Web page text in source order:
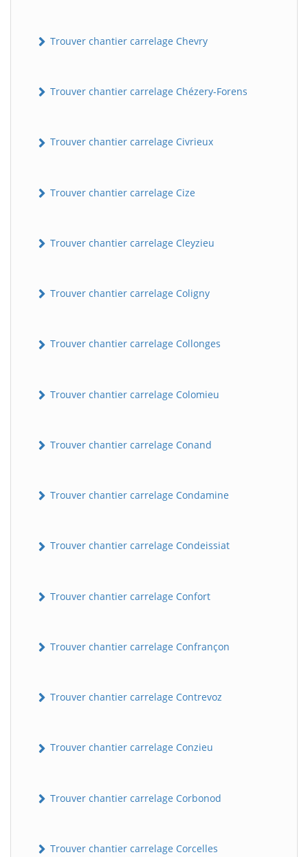
Trouver chantier carrelage Chevry
Trouver chantier carrelage Chézery-Forens
Trouver chantier carrelage Civrieux
Trouver chantier carrelage Cize
Trouver chantier carrelage Cleyzieu
Trouver chantier carrelage Coligny
Trouver chantier carrelage Collonges
Trouver chantier carrelage Colomieu
Trouver chantier carrelage Conand
Trouver chantier carrelage Condamine
Trouver chantier carrelage Condeissiat
Trouver chantier carrelage Confort
Trouver chantier carrelage Confrançon
Trouver chantier carrelage Contrevoz
Trouver chantier carrelage Conzieu
Trouver chantier carrelage Corbonod
Trouver chantier carrelage Corcelles
BatiWebPro